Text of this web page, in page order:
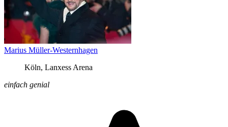
Marius Müller-Westernhagen
Köln, Lanxess Arena
einfach genial